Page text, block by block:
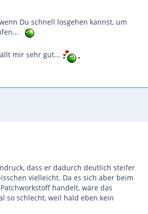
Du schnell losgehen kannst, um
mir sehr gut...
dass er dadurch deutlich steifer
vielleicht. Da es sich aber beim
handelt, wäre das
so schlecht, weil hald eben kein